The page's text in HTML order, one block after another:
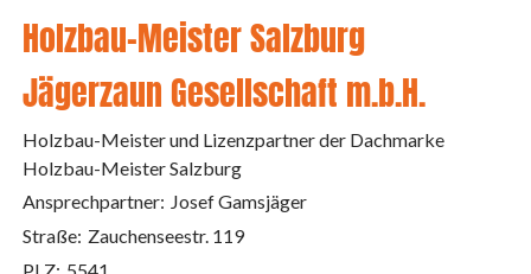
Holzbau-Meister Salzburg
Jägerzaun Gesellschaft m.b.H.
Holzbau-Meister und Lizenzpartner der Dachmarke
Holzbau-Meister Salzburg
Ansprechpartner: Josef Gamsjäger
Straße: Zauchenseestr. 119